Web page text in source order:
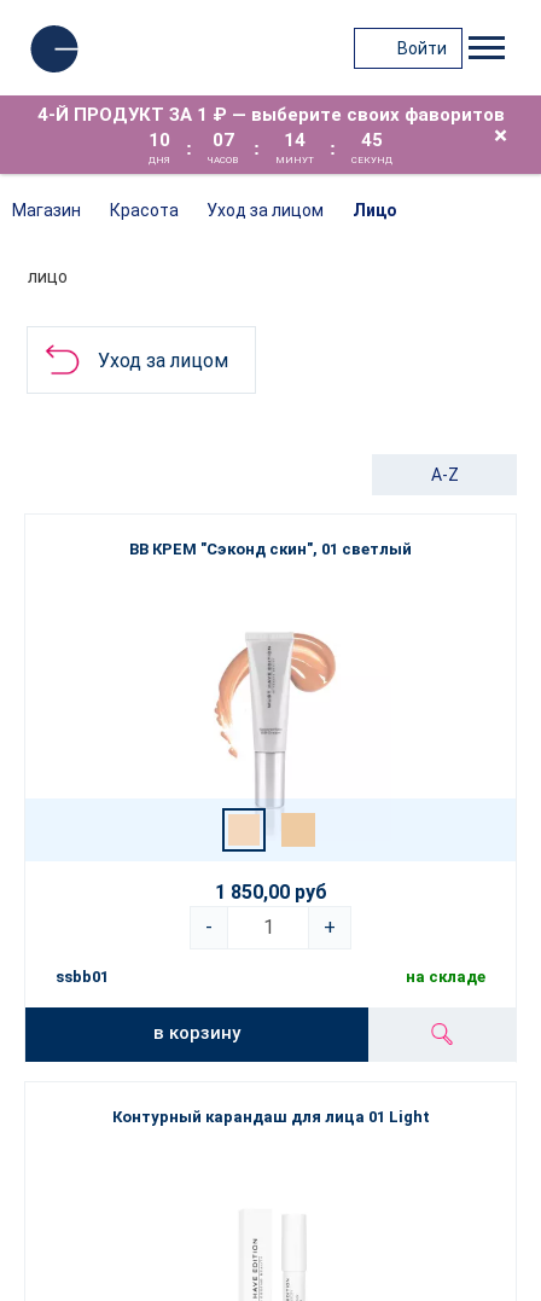
Войти
4-Й ПРОДУКТ ЗА 1 ₽ — выберите своих фаворитов
10
ДНЯ
: 07
ЧАСОВ
: 14
МИНУТ
: 45
СЕКУНД
×
Магазин Красота Уход за лицом Лицо
ЛИЦО
Уход за лицом
A-Z
BB КРЕМ "Сэконд скин", 01 светлый
1 850,00 руб
-
+
ssbb01 на складе
в корзину
Контурный карандаш для лица 01 Light